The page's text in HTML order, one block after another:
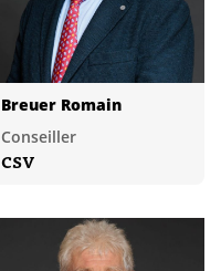
Breuer Romain
Conseiller
CSV